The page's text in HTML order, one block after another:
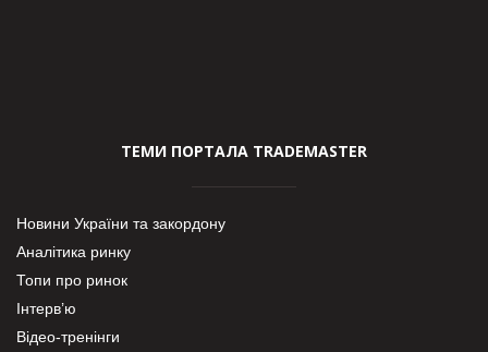
ТЕМИ ПОРТАЛА TRADEMASTER
Новини України та закордону
Аналітика ринку
Топи про ринок
Інтерв’ю
Відео-тренінги